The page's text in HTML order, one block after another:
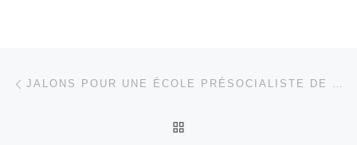
Parcourir les articles JALONS POUR UNE ÉCOLE PRÉSOCIALISTE DE NEUF ANS